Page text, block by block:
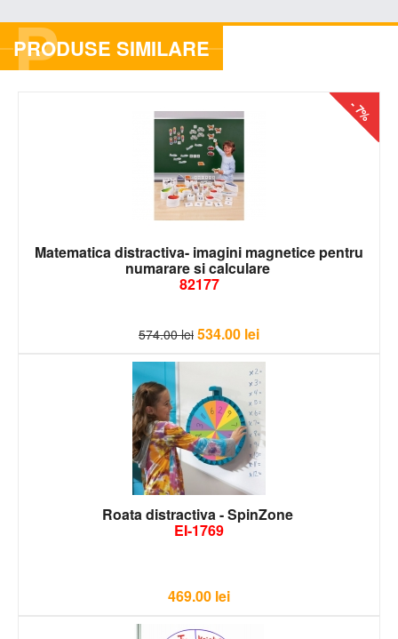
P
PRODUSE SIMILARE
- 7%
Matematica distractiva- imagini magnetice pentru
numarare si calculare
82177
574.00 lei 534.00 lei
Roata distractiva - SpinZone
EI-1769
469.00 lei